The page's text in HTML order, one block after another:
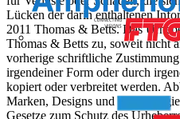
Lücken der darin enthaltenen
2011 Thomas & Betts. Das
Thomas & Betts zu, soweit nicht
vorherige schriftliche
irgendeiner Form oder durch
kopiert oder verbreitet werden.
Marken, Designs und
Gesetze zum Schutz des